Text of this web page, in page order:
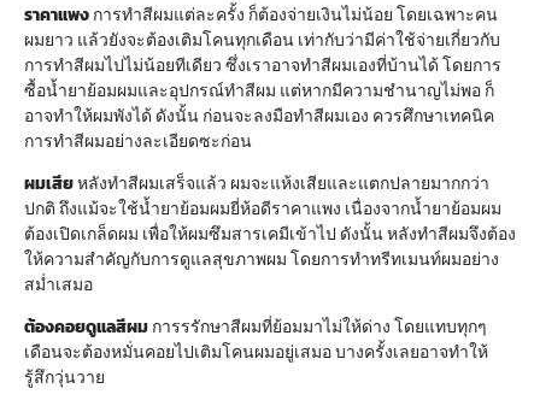
ราคาแพงการทำสีผมแต่ละครั้ง ก็ต้องจ่ายเงินไม่น้อย โดยเฉพาะคน
ผมยาว แล้วยังจะต้องเติมโคนทุกเดือน เท่ากับว่ามีค่าใช้จ่ายเกี่ยวกับ
การทำสีผมไปไม่น้อยทีเดียว ซึ่งเราอาจทำสีผมเองที่บ้านได้ โดยการ
ซื้อน้ำยาย้อมผมและอุปกรณ์ทำสีผม แต่หากมีความชำนาญไม่พอ ก็
อาจทำให้ผมพังได้ ดังนั้น ก่อนจะลงมือทำสีผมเอง ควรศึกษาเทคนิค
การทำสีผมอย่างละเอียดซะก่อน
ผมเสียหลังทำสีผมเสร็จแล้ว ผมจะแห้งเสียและแตกปลายมากกว่า
ปกติ ถึงแม้จะใช้น้ำยาย้อมผมยี่ห้อดีราคาแพง เนื่องจากน้ำยาย้อมผม
ต้องเปิดเกล็ดผม เพื่อให้ผมซึมสารเคมีเข้าไป ดังนั้น หลังทำสีผมจึงต้อง
ให้ความสำคัญกับการดูแลสุขภาพผม โดยการทำทรีทเมนท์ผมอย่าง
สม่ำเสมอ
ต้องคอยดูแลสีผมการรรักษาสีผมที่ย้อมมาไม่ให้ด่าง โดยแทบทุกๆ
เดือนจะต้องหมั่นคอยไปเติมโคนผมอยู่เสมอ บางครั้งเลยอาจทำให้
รู้สึกวุ่นวาย